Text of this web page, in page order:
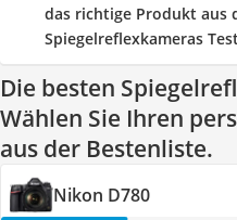
das richtige Produkt aus
Spiegelreflexkameras
Die besten
Wählen Sie Ihren
aus der Bestenliste.
Nikon D780